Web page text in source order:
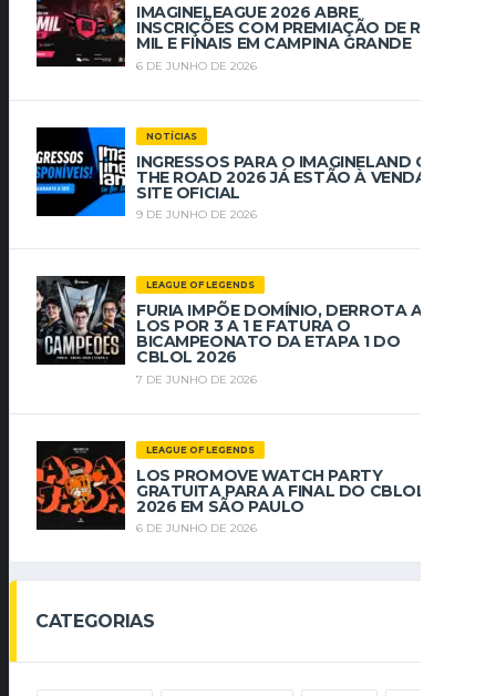
IMAGINELEAGUE 2026 ABRE
INSCRIÇÕES COM PREMIAÇÃO DE R$ 112
MIL E FINAIS EM CAMPINA GRANDE
6 DE JUNHO DE 2026
NOTÍCIAS
INGRESSOS PARA O IMAGINELAND ON
THE ROAD 2026 JÁ ESTÃO À VENDA NO
SITE OFICIAL
9 DE JUNHO DE 2026
LEAGUE OF LEGENDS
FURIA IMPÕE DOMÍNIO, DERROTA A
LOS POR 3 A 1 E FATURA O
BICAMPEONATO DA ETAPA 1 DO
CBLOL 2026
7 DE JUNHO DE 2026
LEAGUE OF LEGENDS
LOS PROMOVE WATCH PARTY
GRATUITA PARA A FINAL DO CBLOL
2026 EM SÃO PAULO
6 DE JUNHO DE 2026
CATEGORIAS